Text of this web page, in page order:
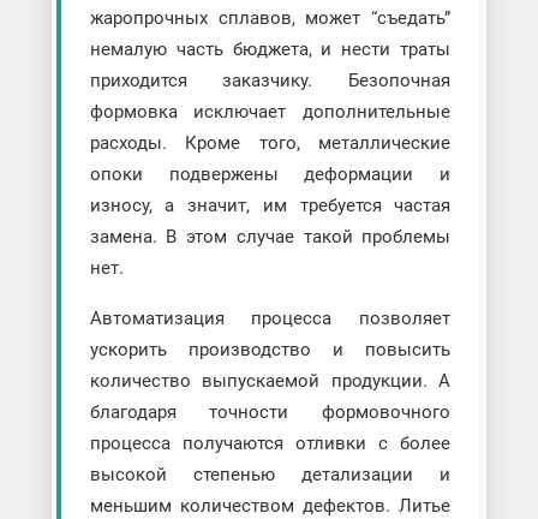
жаропрочных сплавов, может “съедать”
немалую часть бюджета, и нести траты
приходится заказчику. Безопочная
формовка исключает дополнительные
расходы. Кроме того, металлические
опоки подвержены деформации и
износу, а значит, им требуется частая
замена. В этом случае такой проблемы
нет.
Автоматизация процесса позволяет
ускорить производство и повысить
количество выпускаемой продукции. А
благодаря точности формовочного
процесса получаются отливки с более
высокой степенью детализации и
меньшим количеством дефектов. Литье